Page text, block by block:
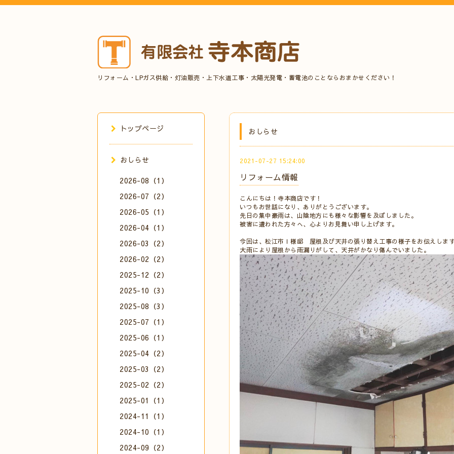
リフォーム・LPガス供給・灯油販売・上下水道工事・太陽光発電・蓄電池のことならおまかせください！
おしらせ
2021-07-27 15:24:00
リフォーム情報
こんにちは！寺本商店です！
いつもお世話になり、ありがとうございます。
先日の集中豪雨は、山陰地方にも様々な影響を及ぼしました。
被害に遭われた方々へ、心よりお見舞い申し上げます。
今回は、松江市Ｉ様邸 屋根及び天井の張り替え工事の様子をお伝えしま
大雨により屋根から雨漏りがして、天井がかなり傷んでいました。
トップページ
おしらせ
2026-08（1）
2026-07（2）
2026-05（1）
2026-04（1）
2026-03（2）
2026-02（2）
2025-12（2）
2025-10（3）
2025-08（3）
2025-07（1）
2025-06（1）
2025-04（2）
2025-03（2）
2025-02（2）
2025-01（1）
2024-11（1）
2024-10（1）
2024-09（2）